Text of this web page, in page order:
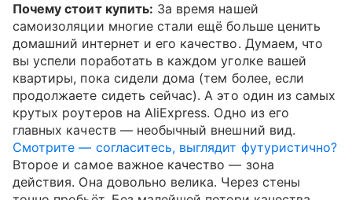
Почему стоит купить: За время нашей
самоизоляции многие стали ещё больше ценить
домашний интернет и его качество. Думаем, что
вы успели поработать в каждом уголке вашей
квартиры, пока сидели дома (тем более, если
продолжаете сидеть сейчас). А это один из самых
крутых роутеров на AliExpress. Одно из его
главных качеств — необычный внешний вид.
Смотрите — согласитесь, выглядит футуристично?
Второе и самое важное качество — зона
действия. Она довольно велика. Через стены